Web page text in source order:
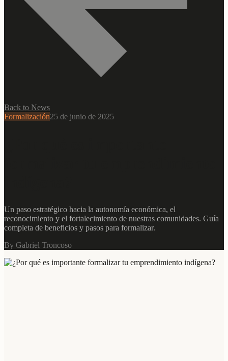
Back to News
Formalización25 de junio de 2025
Un paso estratégico hacia la autonomía económica, el
reconocimiento y el fortalecimiento de nuestras comunidades. Guía
completa de beneficios y pasos para formalizar.
By Gabriel Troncoso